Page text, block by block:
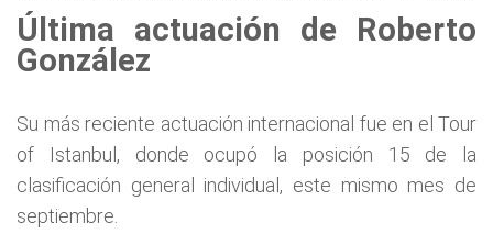
Última actuación de Roberto
González
Su más reciente actuación internacional fue en el Tour
of Istanbul, donde ocupó la posición 15 de la
clasificación general individual, este mismo mes de
septiembre.